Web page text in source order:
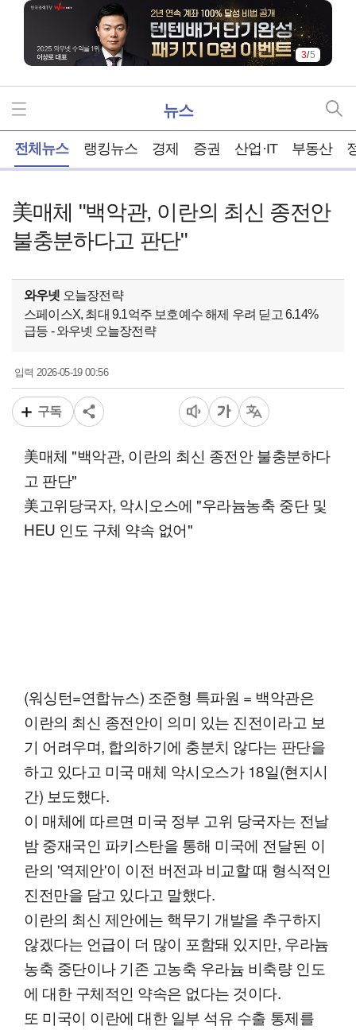
4/5
뉴스
전체뉴스 랭킹뉴스 경제 증권 산업·IT 부동산
美매체 "백악관, 이란의 최신 종전안
불충분하다고 판단"
와우넷 오늘장전략
스페이스X, 최대 9.1억주 보호예수 해제 우려 딛고 6.14%
급등 - 와우넷 오늘장전략
입력2026-05-19 00:56
구독
美매체 "백악관, 이란의 최신 종전안 불충분하다
고 판단"
美고위당국자, 악시오스에 "우라늄농축 중단 및
HEU 인도 구체 약속 없어"
(워싱턴=연합뉴스) 조준형 특파원 = 백악관은
이란의 최신 종전안이 의미 있는 진전이라고 보
기 어려우며, 합의하기에 충분치 않다는 판단을
하고 있다고 미국 매체 악시오스가 18일(현지시
간) 보도했다.
이 매체에 따르면 미국 정부 고위 당국자는 전날
밤 중재국인 파키스탄을 통해 미국에 전달된 이
란의 '역제안'이 이전 버전과 비교할 때 형식적인
진전만을 담고 있다고 말했다.
이란의 최신 제안에는 핵무기 개발을 추구하지
않겠다는 언급이 더 많이 포함돼 있지만, 우라늄
농축 중단이나 기존 고농축 우라늄 비축량 인도
에 대한 구체적인 약속은 없다는 것이다.
또 미국이 이란에 대한 일부 석유 수출 통제를